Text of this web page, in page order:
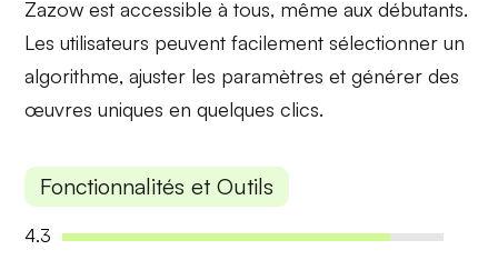
Zazow est accessible à tous, même aux débutants.
Les utilisateurs peuvent facilement sélectionner un
algorithme, ajuster les paramètres et générer des
œuvres uniques en quelques clics.
Fonctionnalités et Outils
4.3